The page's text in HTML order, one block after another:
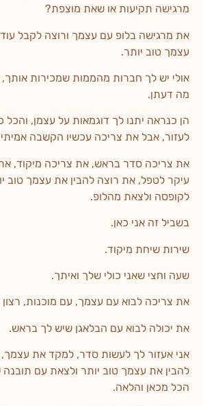
מרגישה תקיעות או שאת מוצפת?
את מרגישה בלופ עם עצמך ורוצה לקבל עוד
עצמך טוב יותר.
אולי יש לך חברות מהממות שמכירות
מה דעתן.
הן כנראה יתנו לך דוגמאות על עצמן, והכל
לעזור, אבל את צריכה עכשיו הקשבה
את צריכה סדר בראש, את צריכה מיקוד, את
עיקר לטפל, את רוצה להבין את עצמך טוב
לקופסה ולצאת מהלופ.
בשביל זה אני כאן.
שירות שיחת מיקוד.
שעה וחצי שאני כולי שלך ואיתך.
את צריכה לבוא עם עצמך, עם מוכנות, רצון
את יכולה לבוא עם הבלאגן שיש לך בראש.
אני אעזור לך לעשות סדר, למקד את
להבין את עצמך טוב יותר ולצאת עם
הכל מכאן והלאה.